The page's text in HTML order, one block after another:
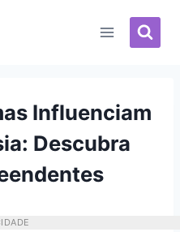
Influenciam
Descubra